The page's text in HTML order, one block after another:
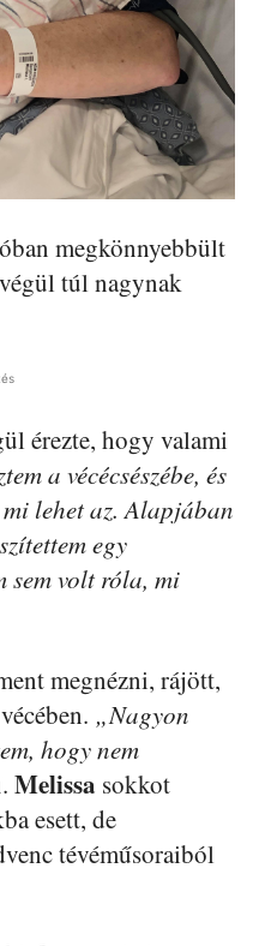
megkönnyebbült
túl nagynak
érezte, hogy valami
a vécécsészébe, és
lehet az. Alapjában
egy
sem volt róla, mi
megnézni, rájött,
„Nagyon
hogy nem
Melissa sokkot
esett, de
tévéműsoraiból